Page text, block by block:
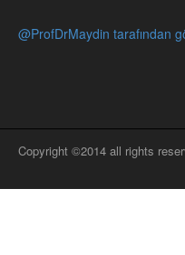
@ProfDrMaydin tarafından
Copyright ©2014 all rights